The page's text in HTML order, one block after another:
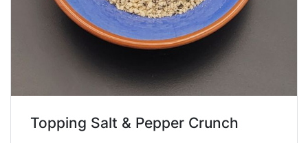
Topping Salt & Pepper Crunch